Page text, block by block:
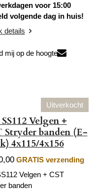
voor 15:00
volgende dag in huis!
details
mij op de hoogte
Uitverkocht
Velgen +
Stryder banden (E-
4x115/4x156
GRATIS verzending
Velgen + CST
banden